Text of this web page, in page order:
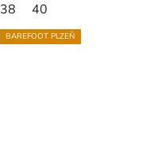
38 40
BAREFOOT PLZEŇ